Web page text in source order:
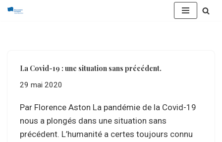
La Covid-19 : une situation sans précédent.
29 mai 2020
Par Florence Aston La pandémie de la Covid-19
nous a plongés dans une situation sans
précédent. L’humanité a certes toujours connu